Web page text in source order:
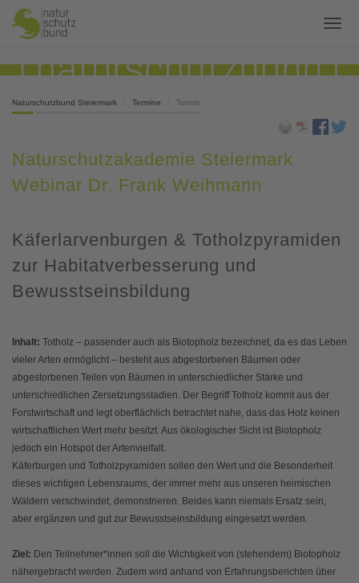
Naturschutzbund Steiermark Termine Termin
Naturschutzakademie Steiermark
Webinar Dr. Frank Weihmann
Käferlarvenburgen & Totholzpyramiden
zur Habitatverbesserung und
Bewusstseinsbildung
Inhalt: Totholz – passender auch als Biotopholz bezeichnet, da es das Leben
vieler Arten ermöglicht – besteht aus abgestorbenen Bäumen oder
abgestorbenen Teilen von Bäumen in unterschiedlicher Stärke und
unterschiedlichen Zersetzungsstadien. Der Begriff Totholz kommt aus der
Forstwirtschaft und legt oberflächlich betrachtet nahe, dass das Holz keinen
wirtschaftlichen Wert mehr besitzt. Aus ökologischer Sicht ist Biotopholz
jedoch ein Hotspot der Artenvielfalt.
Käferburgen und Totholzpyramiden sollen den Wert und die Besonderheit
dieses wichtigen Lebensraums, der immer mehr aus unseren heimischen
Wäldern verschwindet, demonstrieren. Beides kann niemals Ersatz sein,
aber ergänzen und gut zur Bewusstseinsbildung eingesetzt werden.
Ziel: Den Teilnehmer*innen soll die Wichtigkeit von (stehendem) Biotopholz
nähergebracht werden. Zudem wird anhand von Erfahrungsberichten über